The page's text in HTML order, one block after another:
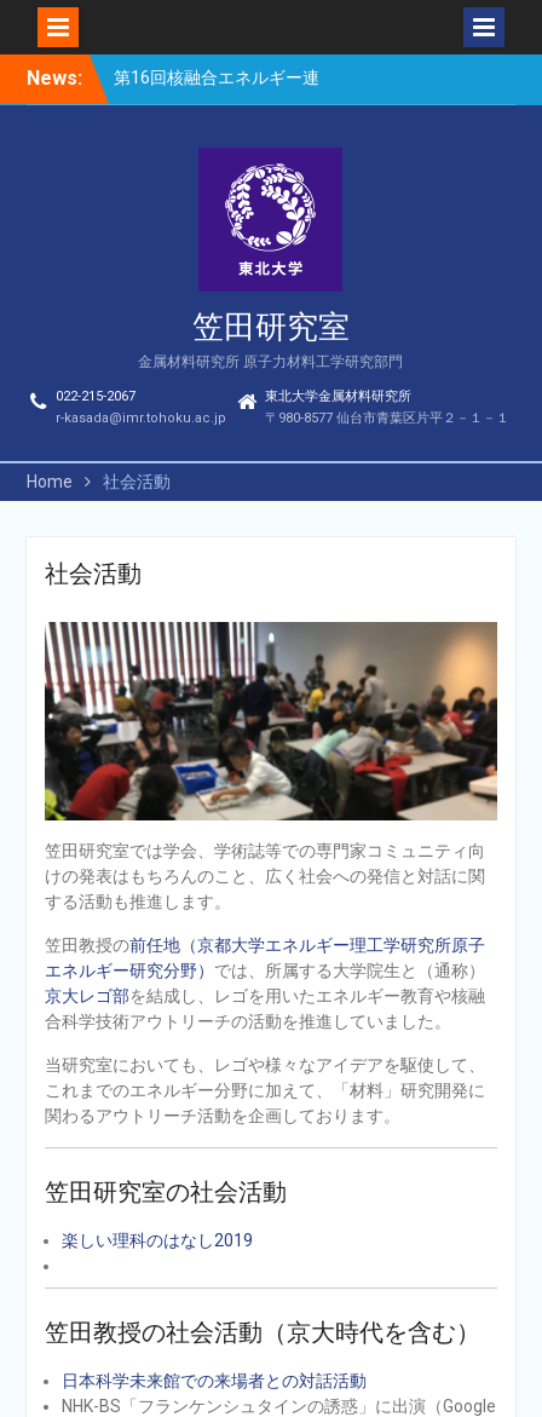
News:
第16回核融合エネルギー連
合講演会（笠田、Park、
村、Lee、He、Bae）
楽しい理科のはなし（仙台
市立松森小学校）
第16回核融合エネルギー連
合講演会若手優秀発表賞
笠田研究室
金属材料研究所 原子力材料工学研究部門
022-215-2067
r-kasada@imr.tohoku.ac.jp
東北大学金属材料研究所
〒980-8577 仙台市青葉区片平２－１－１
Home 社会活動
社会活動
笠田研究室では学会、学術誌等での専門家コミュニティ向
けの発表はもちろんのこと、広く社会への発信と対話に関
する活動も推進します。
笠田教授の前任地（京都大学エネルギー理工学研究所原子
エネルギー研究分野） では、所属する大学院生と（通称）
京大レゴ部を結成し、レゴを用いたエネルギー教育や核融
合科学技術アウトリーチの活動を推進していました。
当研究室においても、レゴや様々なアイデアを駆使して、
これまでのエネルギー分野に加えて、「材料」研究開発に
関わるアウトリーチ活動を企画しております。
笠田研究室の社会活動
楽しい理科のはなし2019
笠田教授の社会活動（京大時代を含む）
日本科学未来館での来場者との対話活動
NHK-BS「フランケンシュタインの誘惑」に出演（Google